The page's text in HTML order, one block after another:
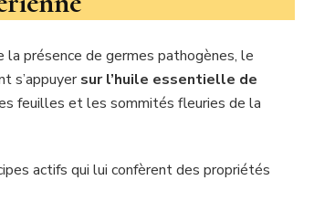
la présence de germes pathogènes, le
s’appuyersur l’huile essentielle de
feuilles et les sommités fleuries de la
actifs qui lui confèrent des propriétés